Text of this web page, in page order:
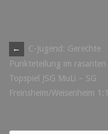
Post
navigation
←
C-Jugend: Gerechte
Punkteteilung im rasanten
Topspiel JSG MuLi – SG
Freinsheim/Weisenheim 1:1